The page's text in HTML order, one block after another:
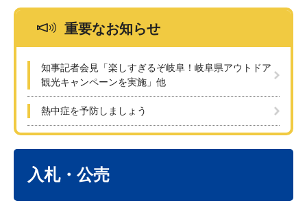
重要なお知らせ
知事記者会見「楽しすぎるぞ岐阜！岐阜県アウトドア
観光キャンペーンを実施」他
熱中症を予防しましょう
入札・公売